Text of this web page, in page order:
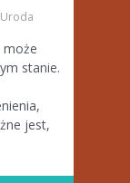
Uroda
może
stanie.
jest,